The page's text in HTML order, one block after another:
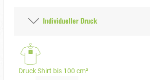
Individueller Druck
Druck Shirt bis 100 cm²